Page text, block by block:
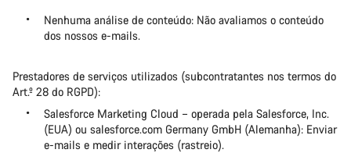
Nenhuma análise de conteúdo: Não avaliamos o conteúdo
dos nossos e-mails.
Prestadores de serviços utilizados (subcontratantes nos termos do
Art.º 28 do RGPD):
Salesforce Marketing Cloud – operada pela Salesforce, Inc.
(EUA) ou salesforce.com Germany GmbH (Alemanha): Enviar
e-mails e medir interações (rastreio).